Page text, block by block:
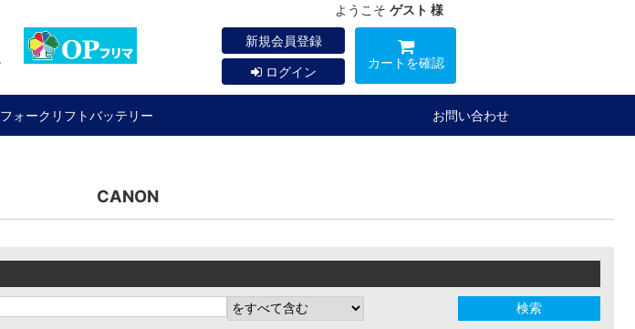
ようこそ ゲスト 様
新規会員登録
ログイン
カートを確認
フォークリフトバッテリー お問い合わせ
CANON